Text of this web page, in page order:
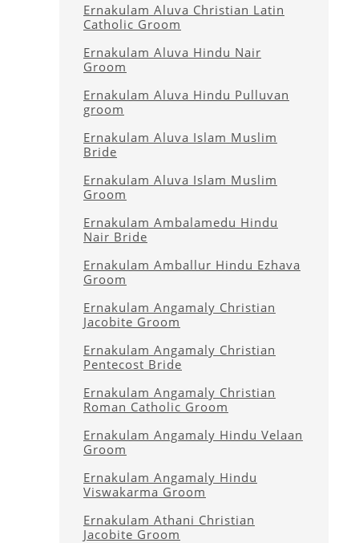
Ernakulam Aluva Christian Latin
Catholic Groom
Ernakulam Aluva Hindu Nair
Groom
Ernakulam Aluva Hindu Pulluvan
groom
Ernakulam Aluva Islam Muslim
Bride
Ernakulam Aluva Islam Muslim
Groom
Ernakulam Ambalamedu Hindu
Nair Bride
Ernakulam Amballur Hindu Ezhava
Groom
Ernakulam Angamaly Christian
Jacobite Groom
Ernakulam Angamaly Christian
Pentecost Bride
Ernakulam Angamaly Christian
Roman Catholic Groom
Ernakulam Angamaly Hindu Velaan
Groom
Ernakulam Angamaly Hindu
Viswakarma Groom
Ernakulam Athani Christian
Jacobite Groom